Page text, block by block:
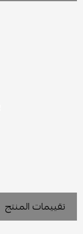
تقييمات المنتج